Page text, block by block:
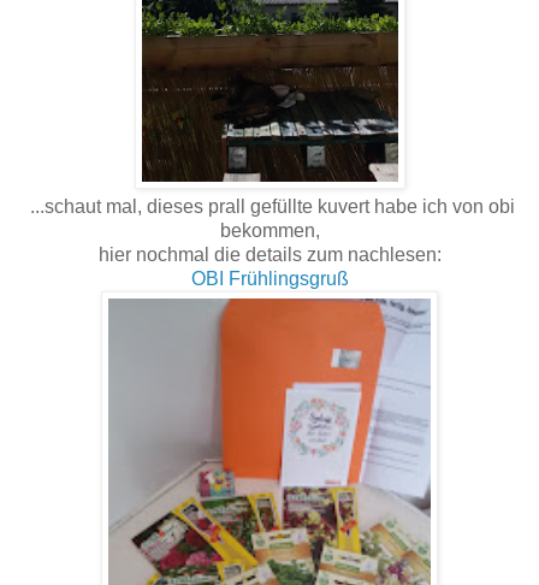
...schaut mal, dieses prall gefüllte kuvert habe ich von obi
bekommen,
hier nochmal die details zum nachlesen:
OBI Frühlingsgruß